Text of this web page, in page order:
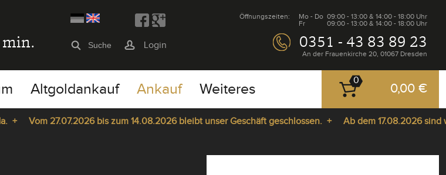
min. Login
Mo - Do 09:00 - 13:00 & 14:00 - 18:00 Uhr
Fr
09:00 - 13:00 & 14:00 - 18:00 Uhr
Öffnungszeiten:
0351 - 43 83 89 23
An der Frauenkirche 20, 01067 Dresden
Altgoldankauf Ankauf Weiteres
0
0,00 €
Vom 27.07.2026 bis zum 14.08.2026 bleibt unser Geschäft geschlossen. +
Ab dem 17.08.2026 sind wir